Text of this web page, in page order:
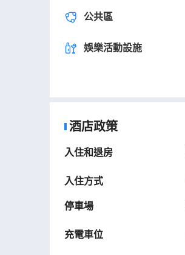
公共區
娛樂活動設施
酒店政策
入住和退房
入住方式
停車場
充電車位